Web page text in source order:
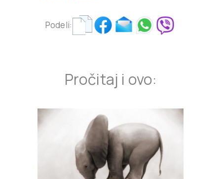
Podeli:
Pročitaj i ovo: